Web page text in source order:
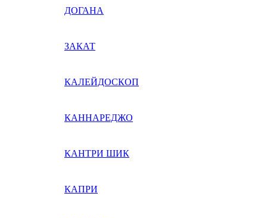
ДОГАНА
ЗАКАТ
КАЛЕЙДОСКОП
КАННАРЕДЖО
КАНТРИ ШИК
КАПРИ